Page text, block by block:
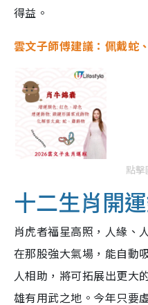
得益。
雲文子師傅建議：佩戴蛇
點
十二生肖開
肖虎者福星高照，人緣、
在那股強大氣場，能自動
人相助，將可拓展出更大
雄有用武之地。今年只要